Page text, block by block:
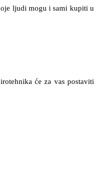
ljudi mogu i sami kupiti u
će za vas postaviti